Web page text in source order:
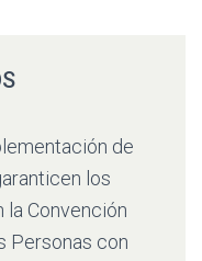
y la
y de la sociedad
formas de
con discapacidad y